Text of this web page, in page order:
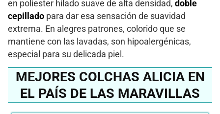
en poliester hilado suave de alta densidad, doble
cepillado para dar esa sensación de suavidad
extrema. En alegres patrones, colorido que se
mantiene con las lavadas, son hipoalergénicas,
especial para su delicada piel.
MEJORES COLCHAS ALICIA EN
EL PAÍS DE LAS MARAVILLAS